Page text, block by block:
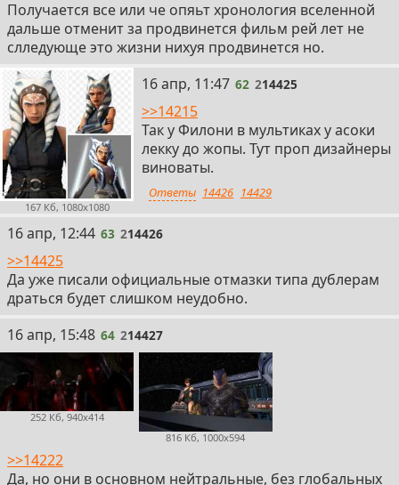
Получается все или че опяьт хронология вселенной
дальше отменит за продвинется фильм рей лет не
слледующе это жизни нихуя продвинется но.
167 Кб, 1080x1080
62
16 апр, 11:47 62 214425
>>14215
Так у Филони в мультиках у асоки
лекку до жопы. Тут проп дизайнеры
виноваты.
Ответы 14426 14429
63
16 апр, 12:44 63 214426
>>14425
Да уже писали официальные отмазки типа дублерам
драться будет слишком неудобно.
64
16 апр, 15:48 64 214427
252 Кб, 940x414
816 Кб, 1000x594
>>14222
Да, но они в основном нейтральные, без глобальных